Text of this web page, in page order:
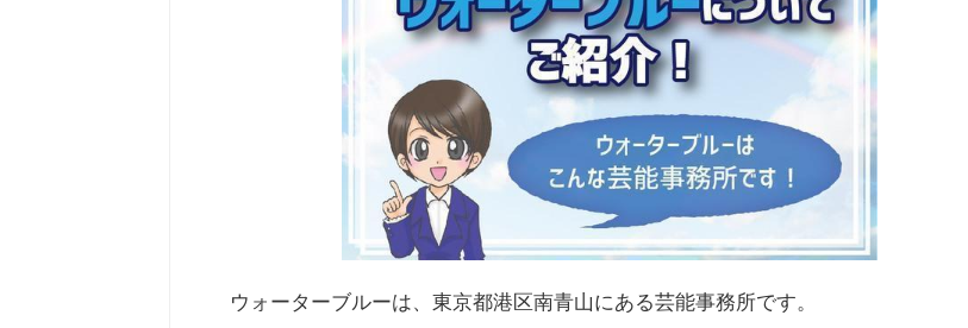
ウォーターブルーは、東京都港区南青山にある芸能事務所です。